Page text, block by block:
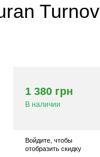
1 380 грн
В наличии
Войдите , чтобы
отобразить скидку